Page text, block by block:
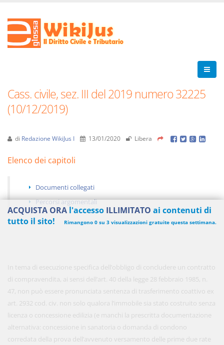
Cass. civile, sez. III del 2019 numero 32225
(10/12/2019)
di Redazione WikiJus I 13/01/2020 Libera
Elenco dei capitoli
Documenti collegati
Percorsi argomentali
In tema di esecuzione specifica dell’obbligo di concludere un contratto
di compravendita, ai sensi dell’art. 40 della legge 28 febbraio 1985, n.
47, non può essere pronunciata sentenza di trasferimento coattivo ex
art. 2932 cod. civ. non solo qualora l’immobile sia stato costruito senza
licenza o concessione edilizia (e manchi la prescritta documentazione
alternativa: concessione in sanatoria o domanda di condono
corredata della prova dell’avvenuto versamento delle prime due rate
ACQUISTA ORA l'accesso ILLIMITATO ai contenuti di
tutto il sito!
Rimangono 0 su 3 visualizzazioni gratuite questa settimana.
450,00 € ANNUALI
570.00€ risparmi il 21%!
Acquista ora